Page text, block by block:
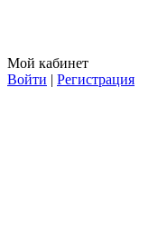
Мой кабинет
Войти | Регистрация